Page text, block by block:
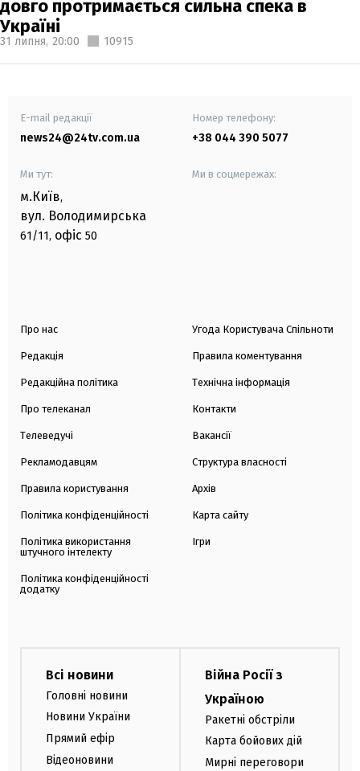
довго протримається сильна спека в
Україні
31 липня, 20:00 10915
E-mail редакції
news24@24tv.com.ua
Номер телефону:
+38 044 390 5077
Ми тут:
м.Київ,
вул. Володимирська
61/11, офіс 50
Ми в соцмережах:
Про нас
Редакція
Редакційна політика
Про телеканал
Телеведучі
Рекламодавцям
Правила користування
Політика конфіденційності
Політика використання
штучного інтелекту
Політика конфіденційності
додатку
Угода Користувача Спільноти
Правила коментування
Технічна інформація
Контакти
Вакансії
Структура власності
Архів
Карта сайту
Ігри
Всі новини
Головні новини
Новини України
Прямий ефір
Відеоновини
Війна Росії з
Україною
Ракетні обстріли
Карта бойових дій
Мирні переговори